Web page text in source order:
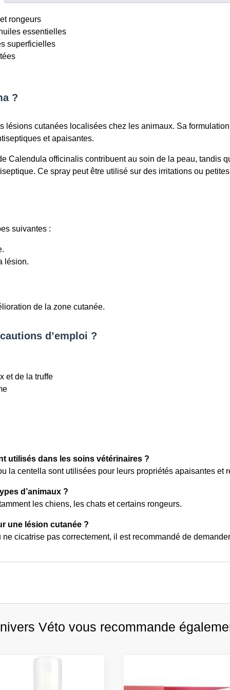
125
rongeurs
essentielles
superficielles
?
lésions cutanées localisées chez les animaux. Sa
et apaisantes.
Calendula officinalis contribuent au soin de la peau, tandis
Ce spray peut être utilisé sur des irritations ou
suivantes :
lésion.
de la zone cutanée.
d’emploi ?
et de la truffe
utilisés dans les soins vétérinaires ?
la centella sont utilisées pour leurs propriétés apaisantes et
d’animaux ?
les chiens, les chats et certains rongeurs.
une lésion cutanée ?
cicatrise pas correctement, il est recommandé de
Véto vous recommande